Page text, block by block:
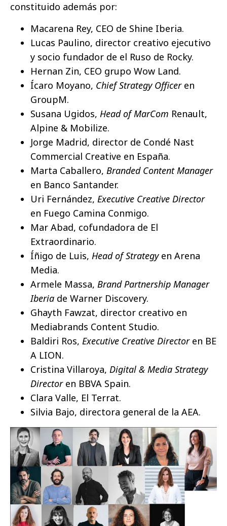
constituido además por:
Macarena Rey, CEO de Shine Iberia.
Lucas Paulino, director creativo ejecutivo
y socio fundador de el Ruso de Rocky.
Hernan Zin, CEO grupo Wow Land.
Ícaro Moyano, Chief Strategy Officeren
GroupM.
Susana Ugidos, Head of MarCom Renault,
Alpine & Mobilize.
Jorge Madrid, director de Condé Nast
Commercial Creative en España.
Marta Caballero, Branded Content Manager
en Banco Santander.
Uri Fernández, Executive Creative Director
en Fuego Camina Conmigo.
Mar Abad, cofundadora de El
Extraordinario.
Íñigo de Luis, Head of Strategyen Arena
Media.
Armele Massa, Brand Partnership Manager
Iberia de Warner Discovery.
Ghayth Fawzat, director creativo en
Mediabrands Content Studio.
Baldiri Ros, Executive Creative Directoren BE
A LION.
Cristina Villaroya, Digital & Media Strategy
Director en BBVA Spain.
Clara Valle, El Terrat.
Silvia Bajo, directora general de la AEA.